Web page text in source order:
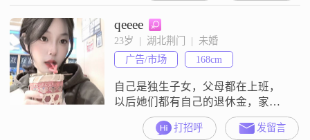
于收入这块，我现在的月收入大概
在5001到8000元这个区间##3002##
在性格方面，身边的朋友对我的评
价是稳重可靠，我觉得这个评价还
是比较中肯的，平时处理事情我
qeeee
23岁  |  湖北荆门  |  未婚
广告/市场
168cm
自己是独生子女，父母都在上班，
以后她们都有自己的退休金，家里
有车和两处房，全家都有足够的商
业保险，自己刚从武汉学校毕业，
打招呼 发留言